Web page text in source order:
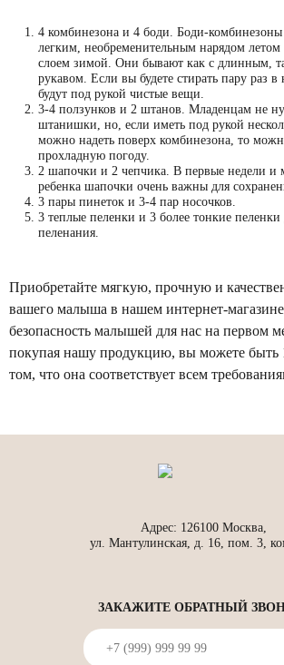
4 комбинезона и 4 боди. Боди-
легким, необременительным нарядом
слоем зимой. Они бывают как с длинным,
рукавом. Если вы будете стирать пару раз в
будут под рукой чистые вещи.
3-4 ползунков и 2 штанов. Младенцам не
штанишки, но, если иметь под рукой
можно надеть поверх комбинезона, то
прохладную погоду.
2 шапочки и 2 чепчика. В первые недели и
ребенка шапочки очень важны для
3 пары пинеток и 3-4 пар носочков.
3 теплые пеленки и 3 более тонкие пеленки
пеленания.
Приобретайте мягкую, прочную и
вашего малыша в нашем интернет-
безопасность малышей для нас на первом
покупая нашу продукцию, вы можете быть
том, что она соответствует всем
Адрес: 126100 Москва,
ул. Мантулинская, д. 16, пом. 3,
ЗАКАЖИТЕ ОБРАТНЫЙ